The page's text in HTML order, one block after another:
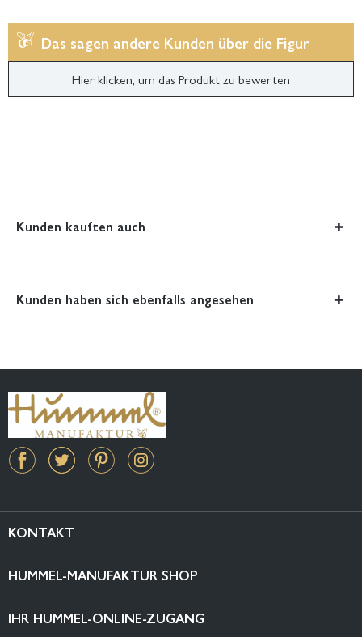
Das sagen andere Kunden über die Figur
Hier klicken, um das Produkt zu bewerten
Kunden kauften auch
Kunden haben sich ebenfalls angesehen
KONTAKT
HUMMEL-MANUFAKTUR SHOP
IHR HUMMEL-ONLINE-ZUGANG